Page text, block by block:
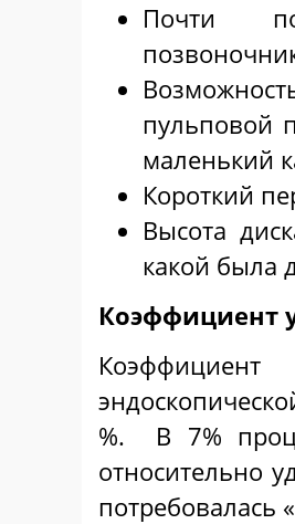
Почти
пульповой
маленький
Короткий
Высота
какой была
Коэффициент
%. В 7%
относительно
потребовалась